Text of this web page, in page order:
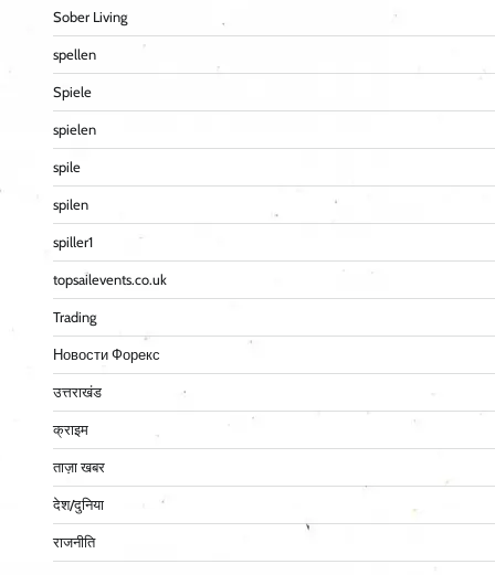
Sober Living
spellen
Spiele
spielen
spile
spilen
spiller1
topsailevents.co.uk
Trading
Новости Форекс
उत्तराखंड
क्राइम
ताज़ा खबर
देश/दुनिया
राजनीति